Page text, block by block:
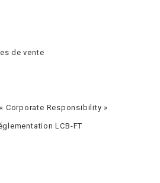
de vente
Corporate Responsibility »
LCB-FT